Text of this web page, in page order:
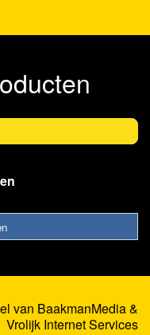
van BaakmanMedia&
Vrolijk Internet Services